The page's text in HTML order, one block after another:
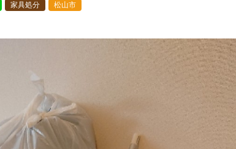
家具処分 松山市